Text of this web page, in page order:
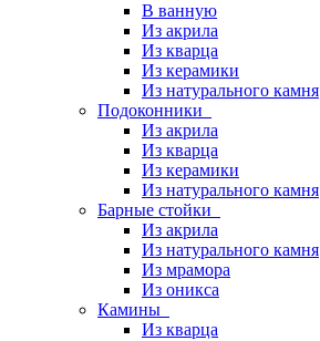
В ванную
Из акрила
Из кварца
Из керамики
Из натурального камня
Подоконники
Из акрила
Из кварца
Из керамики
Из натурального камня
Барные стойки
Из акрила
Из натурального камня
Из мрамора
Из оникса
Камины
Из кварца